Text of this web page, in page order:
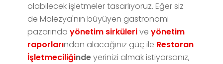
olabilecek işletmeler tasarlıyoruz. Eğer siz
de Malezya'nın büyüyen gastronomi
pazarındayönetim sirküleriveyönetim
raporlarından alacağınız güç ile Restoran
İşletmeciliğindeyerinizi almak istiyorsanız,